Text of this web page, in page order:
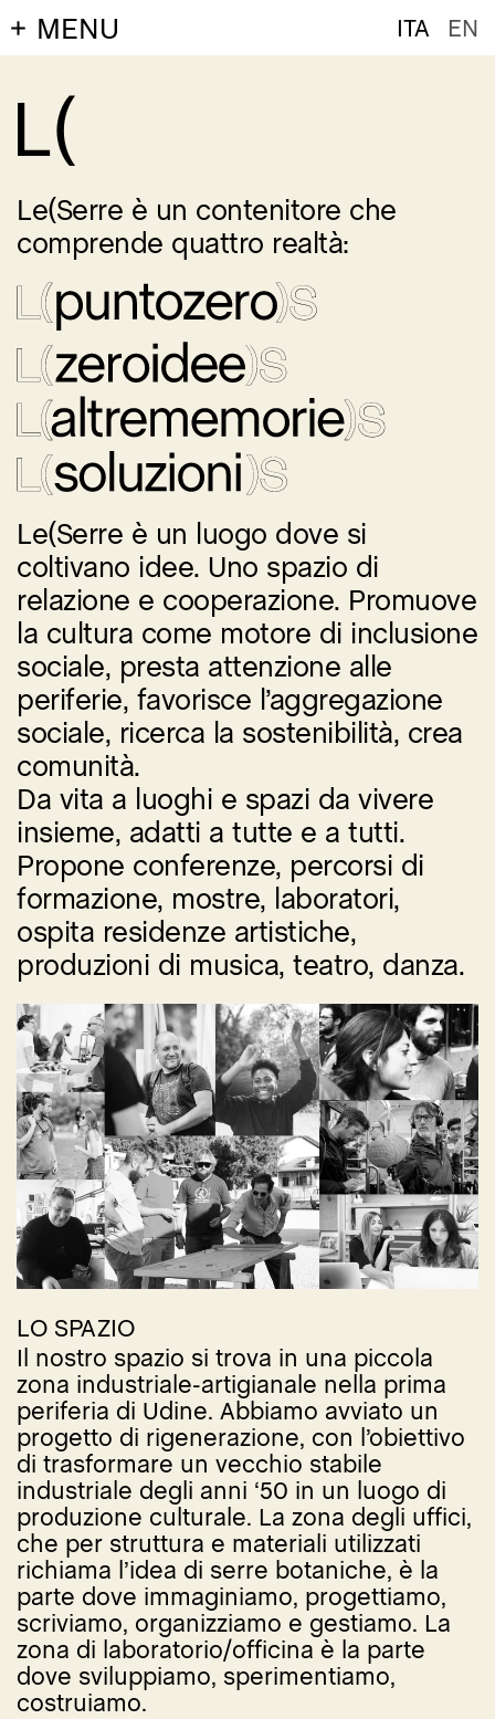
ITA EN
MENU
L(
Le(Serre è un contenitore che
comprende quattro realtà:
Le(Serre è un luogo dove si
coltivano idee. Uno spazio di
relazione e cooperazione. Promuove
la cultura come motore di inclusione
sociale, presta attenzione alle
periferie, favorisce l’aggregazione
sociale, ricerca la sostenibilità, crea
comunità.
Da vita a luoghi e spazi da vivere
insieme, adatti a tutte e a tutti.
Propone conferenze, percorsi di
formazione, mostre, laboratori,
ospita residenze artistiche,
produzioni di musica, teatro, danza.
LO SPAZIO
Il nostro spazio si trova in una piccola
zona industriale-artigianale nella prima
periferia di Udine. Abbiamo avviato un
progetto di rigenerazione, con l’obiettivo
di trasformare un vecchio stabile
industriale degli anni ‘50 in un luogo di
produzione culturale. La zona degli uffici,
che per struttura e materiali utilizzati
richiama l’idea di serre botaniche, è la
parte dove immaginiamo, progettiamo,
scriviamo, organizziamo e gestiamo. La
zona di laboratorio/officina è la parte
dove sviluppiamo, sperimentiamo,
costruiamo.